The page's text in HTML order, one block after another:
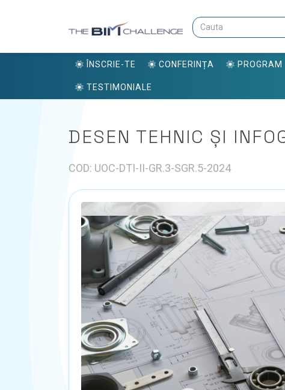
ÎNSCRIE-TE CONFERINȚA PROGRAM
TESTIMONIALE
DESEN TEHNIC ȘI
COD: UOC-DTI-II-GR.3-SGR.5-2024